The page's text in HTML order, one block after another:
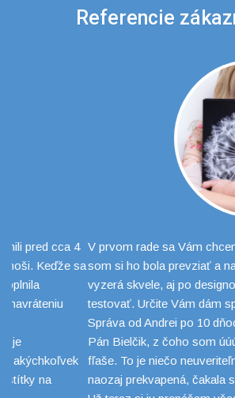
Referencie
V prvom rade sa Vám chcem poďakovať
som si ho bola prevziať a naozaj ma
vyzerá skvele, aj po designovej stránke a
testovať. Určite Vám dám spätnú väzbu.
Správa od Andrei po 10 dňoch:
Pán Bielčik, z čoho som úúúplne
fľaše. To je niečo neuveriteľné, ako ju
naozaj prekvapená, čakala som zmenu,